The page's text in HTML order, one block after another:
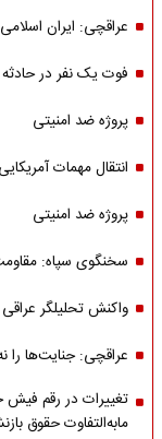
عراقچی: ایران
فوت یک نفر در
پروژه ضد امنیتی
انتقال مهمات
پروژه ضد امنیتی
سخنگوی سپاه:
واکنش تحلیلگر
عراقچی: جنایت‌ها
تغییرات در رقم فیش
مابه‌التفاوت حقوق